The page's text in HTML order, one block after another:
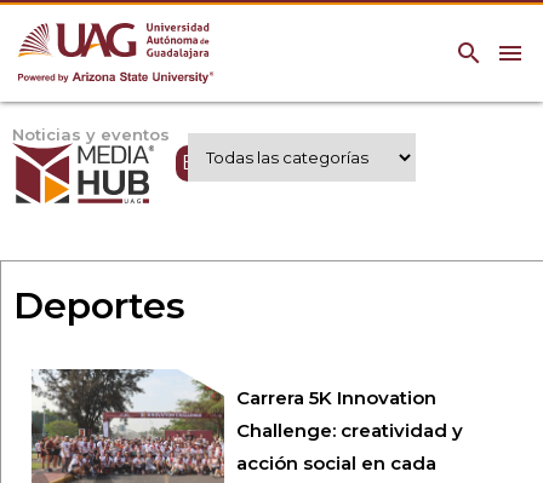
menu
search
Noticias y eventos
Expertos UAG
Deportes
Carrera 5K Innovation
Challenge: creatividad y
acción social en cada